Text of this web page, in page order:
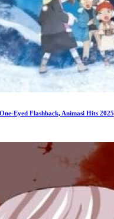
Eyed Flashback, Animasi Hits 2025